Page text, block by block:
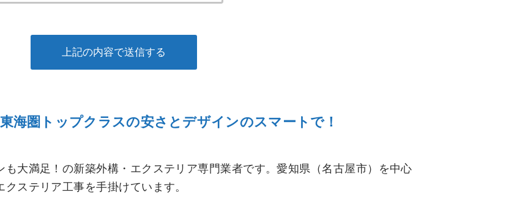
海圏トップクラスの安さとデザインのスマートで！
大満足！の新築外構・エクステリア専門業者です。愛知県（名古屋市）を中心
ステリア工事を手掛けています。